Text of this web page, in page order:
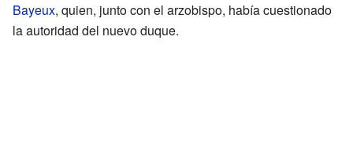
Bayeux, quien, junto con el arzobispo, había cuestionado
la autoridad del nuevo duque.